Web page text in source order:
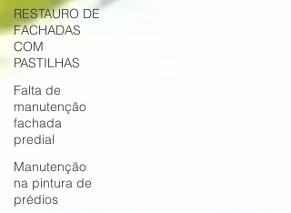
RESTAURO DE
FACHADAS
COM
PASTILHAS
Falta de
manutenção
fachada
predial
Manutenção
na pintura de
prédios